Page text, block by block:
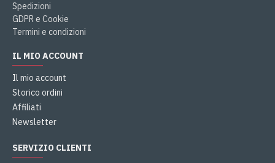
Spedizioni
GDPR e Cookie
Termini e condizioni
IL MIO ACCOUNT
Il mio account
Storico ordini
Affiliati
Newsletter
SERVIZIO CLIENTI